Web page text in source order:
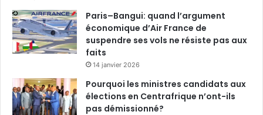
Paris–Bangui: quand l’argument
économique d’Air France de
suspendre ses vols ne résiste pas aux
faits
14 janvier 2026
Pourquoi les ministres candidats aux
élections en Centrafrique n’ont-ils
pas démissionné?